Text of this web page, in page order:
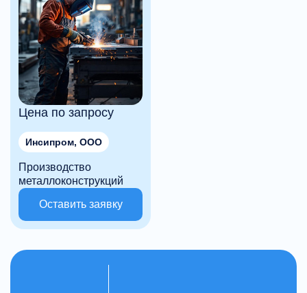
Цена по запросу
Инсипром, ООО
Производство
металлоконструкций
Оставить заявку